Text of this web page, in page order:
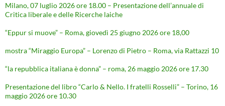
Milano, 07 luglio 2026 ore 18.00 – Presentazione dell’annuale di
Critica liberale e delle Ricerche laiche
“Eppur si muove” – Roma, giovedì 25 giugno 2026 ore 18,00
mostra “Miraggio Europa” – Lorenzo di Pietro – Roma, via Rattazzi 10
“la repubblica italiana è donna” – roma, 26 maggio 2026 ore 17.30
Presentazione del libro “Carlo & Nello. I fratelli Rosselli” – Torino, 16
maggio 2026 ore 10.30